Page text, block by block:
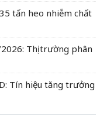
tấn heo nhiễm chất
Thị trường phân
Tín hiệu tăng trưởng